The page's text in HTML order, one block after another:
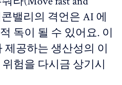
밸리의 격언은 AI 에
독이 될 수 있어요. 이
제공하는 생산성의 이
험을 다시금 상기시